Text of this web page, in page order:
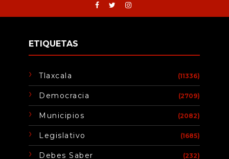
ETIQUETAS
Tlaxcala (11336)
Democracia (2709)
Municipios (2082)
Legislativo (1685)
Debes Saber (232)